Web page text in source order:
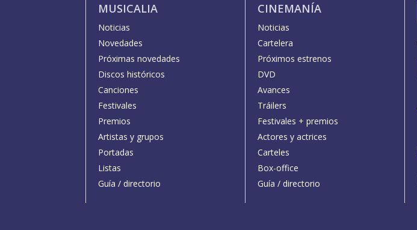
MUSICALIA
Noticias
Novedades
Próximas novedades
Discos históricos
Canciones
Festivales
Premios
Artistas y grupos
Portadas
Listas
Guía / directorio
CINEMANÍA
Noticias
Cartelera
Próximos estrenos
DVD
Avances
Tráilers
Festivales + premios
Actores y actrices
Carteles
Box-office
Guía / directorio